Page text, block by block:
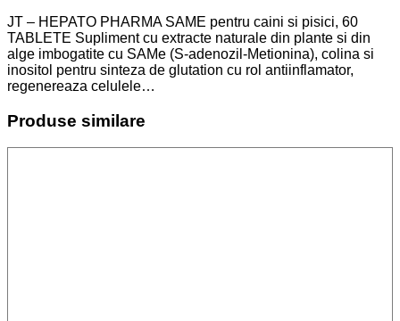
JT – HEPATO PHARMA SAME pentru caini si pisici, 60
TABLETE Supliment cu extracte naturale din plante si din
alge imbogatite cu SAMe (S-adenozil-Metionina), colina si
inositol pentru sinteza de glutation cu rol antiinflamator,
regenereaza celulele…
Produse similare